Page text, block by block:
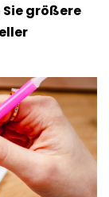
größere